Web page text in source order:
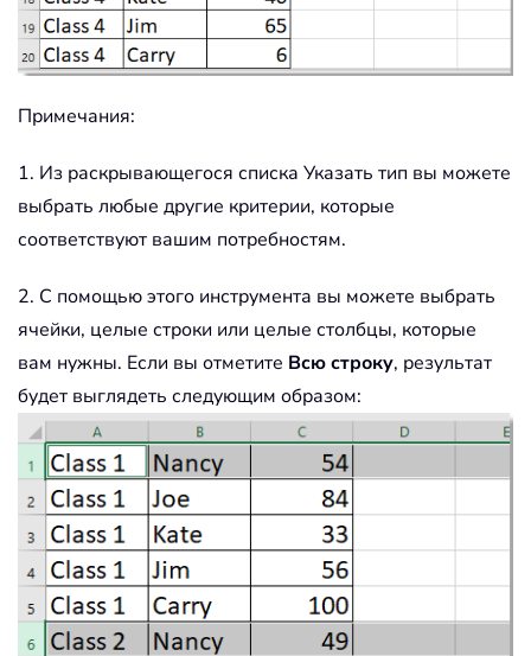
Примечания:
1. Из раскрывающегося списка Указать тип вы можете
выбрать любые другие критерии, которые
соответствуют вашим потребностям.
2. С помощью этого инструмента вы можете выбрать
ячейки, целые строки или целые столбцы, которые
вам нужны. Если вы отметите Всю строку, результат
будет выглядеть следующим образом: